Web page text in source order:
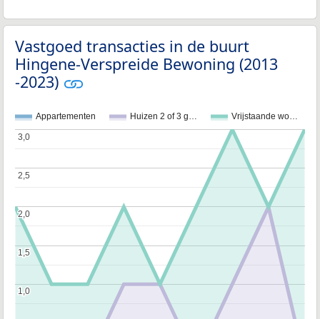
Vastgoed transacties in de buurt
Hingene-Verspreide Bewoning (2013
-2023)
Appartementen Huizen 2 of 3 g… Vrijstaande wo…
1,0
1,0
1,5
1,5
2,0
2,0
2,5
2,5
3,0
3,0